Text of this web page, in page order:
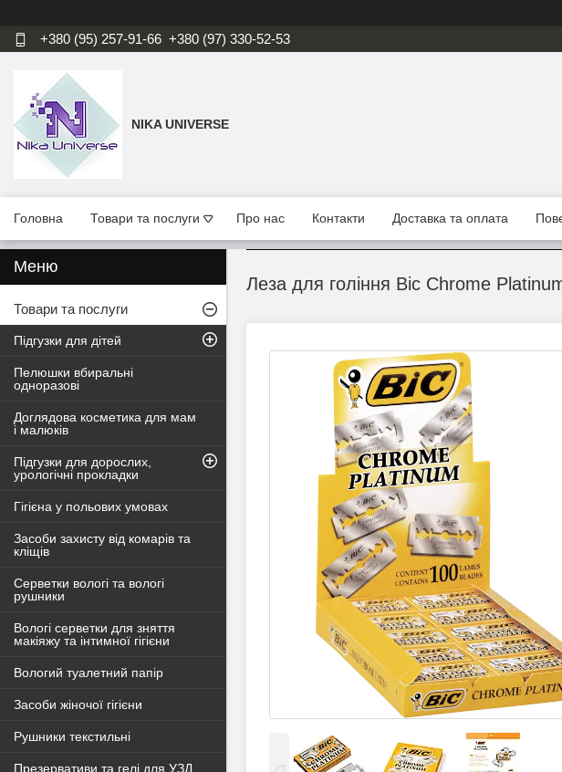
+380 (95) 257-91-66 +380 (97) 330-52-53
NIKA UNIVERSE
Головна Товари та послуги Про нас Контакти Доставка та оплата
Леза для гоління Bic Chrome
Товари та послуги
Підгузки для дітей
Пелюшки вбиральні
одноразові
Доглядова косметика для мам
і малюків
Підгузки для дорослих,
урологічні прокладки
Гігієна у польових умовах
Засоби захисту від комарів та
кліщів
Серветки вологі та вологі
рушники
Вологі серветки для зняття
макіяжу та інтимної гігієни
Вологий туалетний папір
Засоби жіночої гігієни
Рушники текстильні
Презервативи та гелі для УЗД